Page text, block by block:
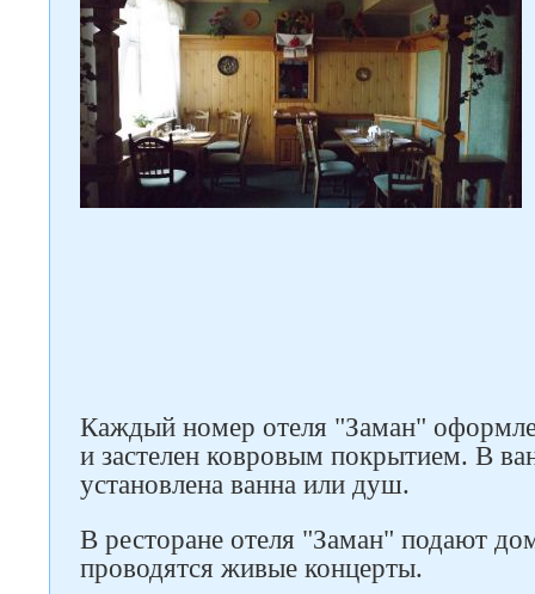
Каждый номер отеля "Заман"
и застелен ковровым покрытием. В
установлена ванна или душ.
В ресторане отеля "Заман" подают
проводятся живые концерты.